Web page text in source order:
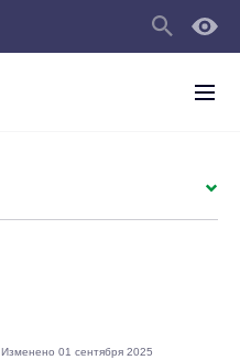
Изменено 01 сентября 2025